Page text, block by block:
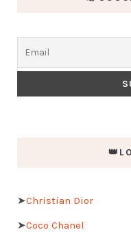
➤Christian Dior
➤Coco Chanel